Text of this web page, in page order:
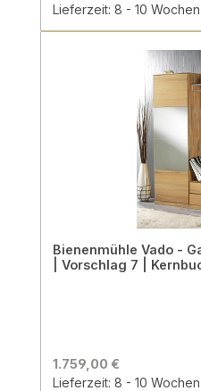
Lieferzeit: 8 - 10 Wochen
Bienenmühle Vado -
| Vorschlag 7 |
1.759,00 €
Lieferzeit: 8 - 10 Wochen